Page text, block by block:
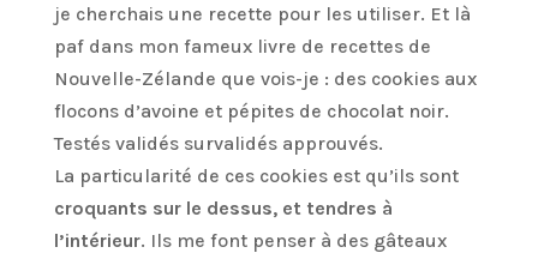
je cherchais une recette pour les utiliser. Et là
paf dans mon fameux livre de recettes de
Nouvelle-Zélande que vois-je : des cookies aux
flocons d’avoine et pépites de chocolat noir.
Testés validés survalidés approuvés.
La particularité de ces cookies est qu’ils sont
croquants sur le dessus, et tendres à
l’intérieur. Ils me font penser à des gâteaux